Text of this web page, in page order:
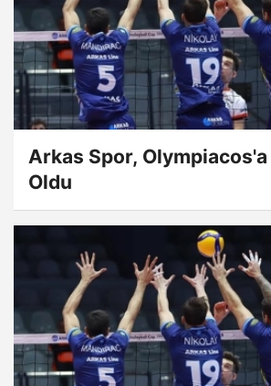
Arkas Spor,
Oldu